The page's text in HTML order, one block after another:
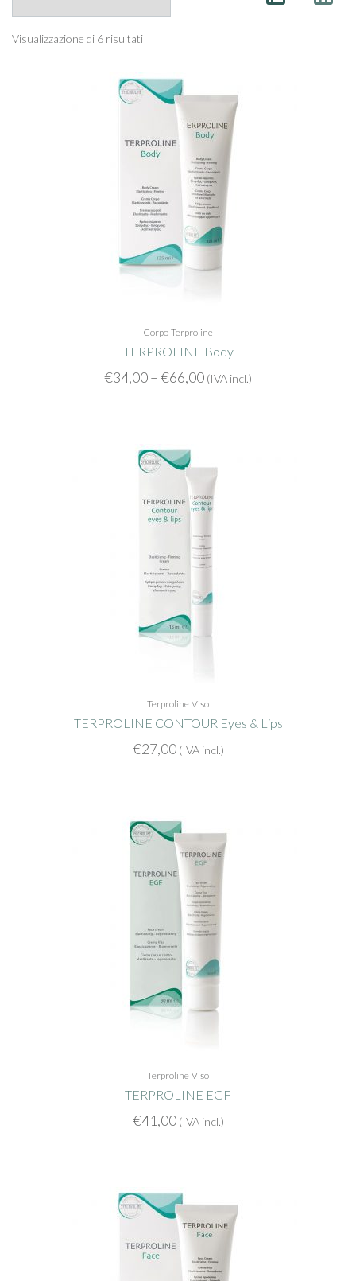
Visualizzazione di 6 risultati
Corpo Terproline
TERPROLINE Body
€34,00–€66,00 (IVA incl.)
Terproline Viso
TERPROLINE CONTOUR Eyes & Lips
€27,00 (IVA incl.)
Terproline Viso
TERPROLINE EGF
€41,00 (IVA incl.)